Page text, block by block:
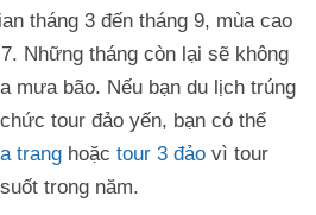
tháng 3 đến tháng 9, mùa cao
Những tháng còn lại sẽ không
mưa bão. Nếu bạn du lịch trúng
tour đảo yến, bạn có thể
trang hoặc tour 3 đảo vì tour
trong năm.